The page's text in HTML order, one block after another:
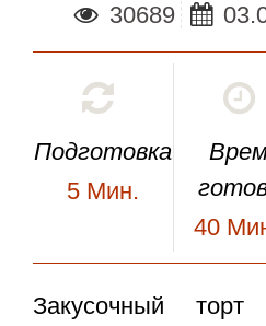
30689
Подготовка
5 Мин.
40
Закусочный